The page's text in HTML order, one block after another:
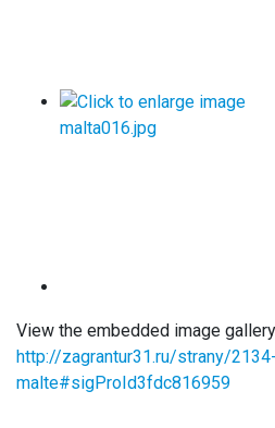
View the embedded image
http://zagrantur31.ru/strany/
malte#sigProId3fdc816959